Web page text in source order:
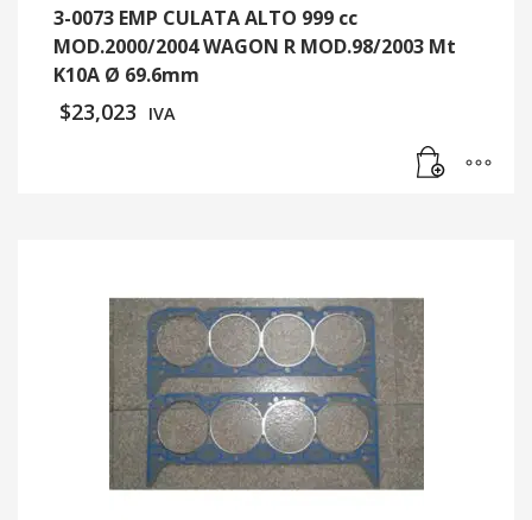
3-0073 EMP CULATA ALTO 999 cc
MOD.2000/2004 WAGON R MOD.98/2003 Mt
K10A Ø 69.6mm
$23,023 IVA